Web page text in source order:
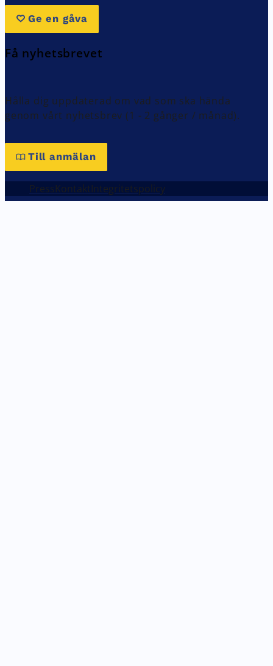
Ge en gåva
Få nyhetsbrevet
Hålla dig uppdaterad om vad som ska hända
genom vårt nyhetsbrev (1 - 2 gånger / månad).
Till anmälan
PressKontaktIntegritetspolicy